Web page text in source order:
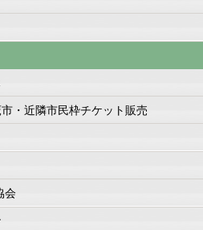
・近隣市民枠チケット販売
会